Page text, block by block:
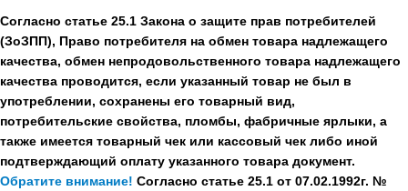
Согласно статье 25.1 Закона о защите прав потребителей
(ЗоЗПП), Право потребителя на обмен товара надлежащего
качества, обмен непродовольственного товара надлежащего
качества проводится, если указанный товар не был в
употреблении, сохранены его товарный вид,
потребительские свойства, пломбы, фабричные ярлыки, а
также имеется товарный чек или кассовый чек либо иной
подтверждающий оплату указанного товара документ.
Обратите внимание! Согласно статье 25.1 от 07.02.1992г. №